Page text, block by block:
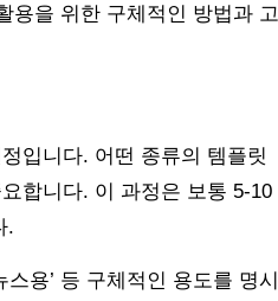
용을 위한 구체적인 방법과 고
입니다. 어떤 종류의 템플릿
합니다. 이 과정은 보통 5-10
.
스용’ 등 구체적인 용도를 명시